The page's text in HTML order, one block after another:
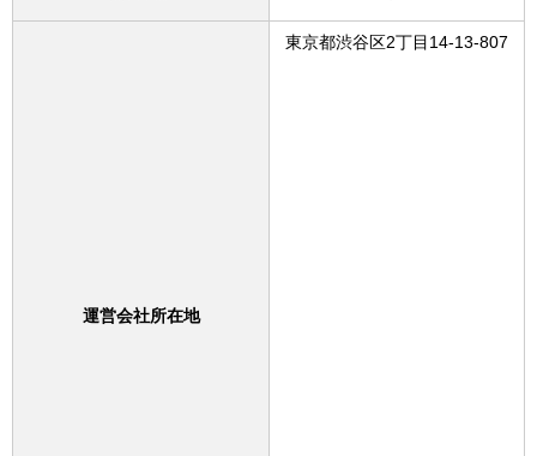
運営会社所在地
東京都渋谷区2丁目14-13-807